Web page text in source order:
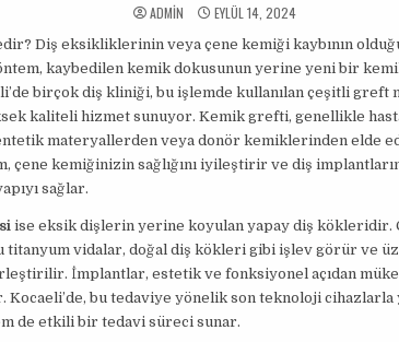
ADMIN EYLÜL 14, 2024
Diş eksikliklerinin veya çene kemiği kaybının
kaybedilen kemik dokusunun yerine yeni bir
birçok diş kliniği, bu işlemde kullanılan çeşitli
kaliteli hizmet sunuyor. Kemik grefti, genellikle
materyallerden veya donör kemiklerinden elde
çene kemiğinizin sağlığını iyileştirir ve diş
sağlar.
ise eksik dişlerin yerine koyulan yapay diş kökleridir.
vidalar, doğal diş kökleri gibi işlev görür ve
İmplantlar, estetik ve fonksiyonel açıdan
Kocaeli’de, bu tedaviye yönelik son teknoloji cihazlarla
de etkili bir tedavi süreci sunar.